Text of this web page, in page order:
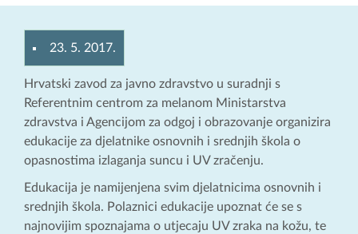
23. 5. 2017.
Hrvatski zavod za javno zdravstvo u suradnji s
Referentnim centrom za melanom Ministarstva
zdravstva i Agencijom za odgoj i obrazovanje organizira
edukacije za djelatnike osnovnih i srednjih škola o
opasnostima izlaganja suncu i UV zračenju.
Edukacija je namijenjena svim djelatnicima osnovnih i
srednjih škola. Polaznici edukacije upoznat će se s
najnovijim spoznajama o utjecaju UV zraka na kožu, te